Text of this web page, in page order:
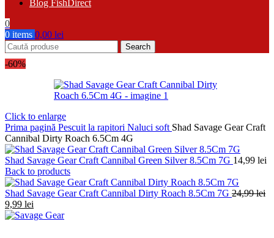
Blog FishDirect
0
0 items 0,00 lei
Search
-60%
Click to enlarge
Prima pagină Pescuit la rapitori Naluci soft Shad Savage Gear Craft
Cannibal Dirty Roach 6.5Cm 4G
Shad Savage Gear Craft Cannibal Green Silver 8.5Cm 7G 14,99 lei
Back to products
Shad Savage Gear Craft Cannibal Dirty Roach 8.5Cm 7G 24,99lei
Prețul
inițial
9,99 lei
curent